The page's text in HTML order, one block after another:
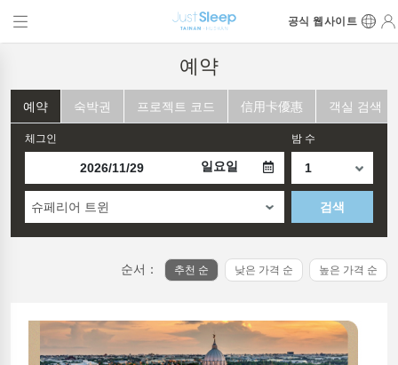
공식 웹사이트
예약
예약 숙박권 프로젝트 코드 信用卡優惠 객실 검색
체그인
일요일
밤 수
슈페리어 트윈 검색
순서： 추천 순 낮은 가격 순 높은 가격 순